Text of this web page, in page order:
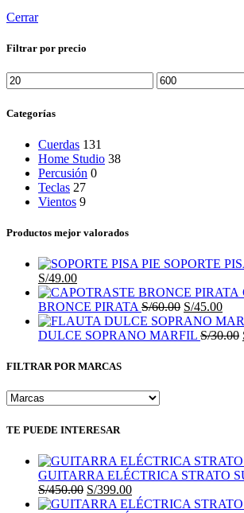
Cerrar
Filtrar por precio
Precio
mínimo
Precio
máximo
Categorías
Cuerdas 131
Home Studio 38
Percusión 0
Teclas 27
Vientos 9
Productos mejor valorados
SOPORTE
El
precio
original
era:
S/70.00.
S/49.00El
precio
actual
es:
S/49.00.
BRONCE PIRATA S/60.00 El
precio
original
S/45.00El
DULCE SOPRANO MARFIL S/30.00
FILTRAR POR MARCAS
TE PUEDE INTERESAR
GUITARRA ELÉCTRICA STRATO
S/450.00 El
precio
S/399.00El
precio